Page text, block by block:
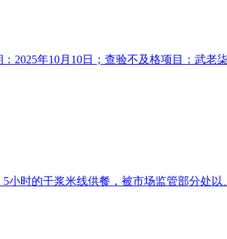
2025年10月10日；查验不及格项目：武老
时的干浆米线供餐，被市场监管部分处